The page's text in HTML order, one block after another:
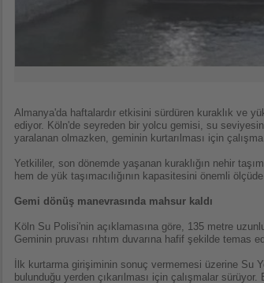
Almanya'da haftalardır etkisini sürdüren kuraklık ve
ediyor. Köln'de seyreden bir yolcu gemisi, su
yaralanan olmazken, geminin kurtarılması için çalışma
Yetkililer, son dönemde yaşanan kuraklığın nehir
hem de yük taşımacılığının kapasitesini önemli ölçüde
Gemi dönüş manevrasında mahsur kaldı
Köln Su Polisi'nin açıklamasına göre, 135 metre
Geminin pruvası rıhtım duvarına hafif şekilde temas
İlk kurtarma girişiminin sonuç vermemesi üzerine Su
bulunduğu yerden çıkarılması için çalışmalar